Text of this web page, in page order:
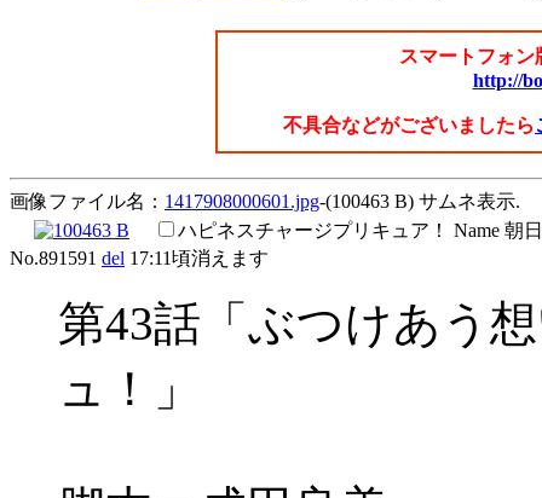
スマートフォ
http://
不具合などがございましたら
画像ファイル名： 1417908000601.jpg-(100463 B) サムネ表示.
ハピネスチャージプリキュア！
Name 朝
No.891591 del 17:11頃消えます
第43話「ぶつけあう
ュ！」